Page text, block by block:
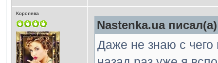
Королева
Nastenka.ua
Даже не знаю с чего